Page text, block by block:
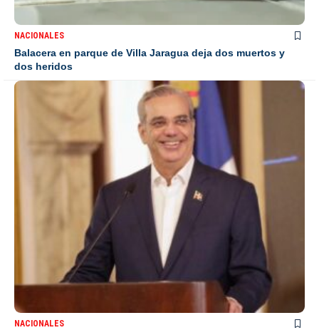
NACIONALES
Balacera en parque de Villa Jaragua deja dos muertos y
dos heridos
NACIONALES